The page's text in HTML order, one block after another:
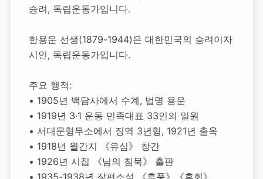
1879년 8월 29일-1944년 6월 29일
9명 방문
승려, 독립운동가입니다.
한용운 선생(1879-1944)은 대한민국의 승려이자
시인, 독립운동가입니다.
주요 행적:
• 1905년 백담사에서 수계, 법명 용운
• 1919년 3·1 운동 민족대표 33인의 일원
• 서대문형무소에서 징역 3년형, 1921년 출옥
• 1918년 월간지 《유심》 창간
• 1926년 시집 《님의 침묵》 출판
• 1935-1938년 장편소설 《흑풍》《후회》